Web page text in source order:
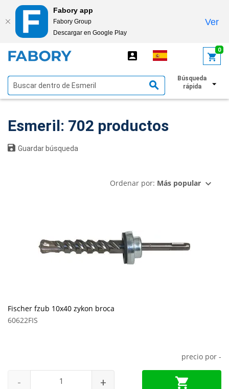
Fabory app
Fabory Group
Descargar en Google Play
Ver
0
Búsqueda
rápida
Mostrar filtros
Esmeril: 702 productos
Guardar búsqueda
Ordenar por: Más popular
Fischer fzub 10x40 zykon broca
60622FIS
precio por -
- +